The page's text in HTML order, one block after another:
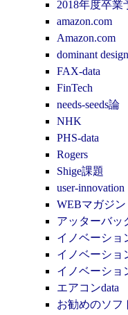
2018年度卒業
amazon.com
Amazon.com
dominant design
FAX-data
FinTech
needs-seeds論
NHK
PHS-data
Rogers
Shige課題
user-innovation
WEBマガジン
アッターバッ
イノベーショ
イノベーショ
イノベーショ
エアコンdata
お勧めのソフ